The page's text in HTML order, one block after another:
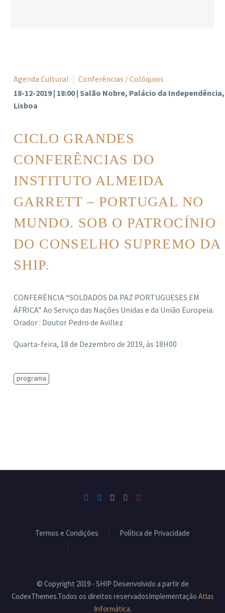
Agenda Cultural
Conferências / Colóquios
18-12-2019 | 18:00 | Salão Nobre, Palácio da Independência,
Lisboa
CICLO GRANDES
CONFERÊNCIAS DO
INSTITUTO ALMEIDA
GARRETT – PORTUGAL NO
MUNDO. SOB O PATROCÍNIO
DO CONSELHO SUPREMO DA
SHIP.
CONFERÊNCIA “SOLDADOS DA PAZ PORTUGUESES EM
ÁFRICA” Ao Serviço das Nações Unidas e da União Europeia.
Orador : Doutor Pedro de Avillez
Quarta-feira, 18 de Dezembro de 2019, às 18H00
programa
Termos e Condições
Política de Privacidade
© Copyright 2019 - SHIP Desenvolvido a partir de
CodexThemes.Todos os direitos reservadosImplementação Atlas
Informática.